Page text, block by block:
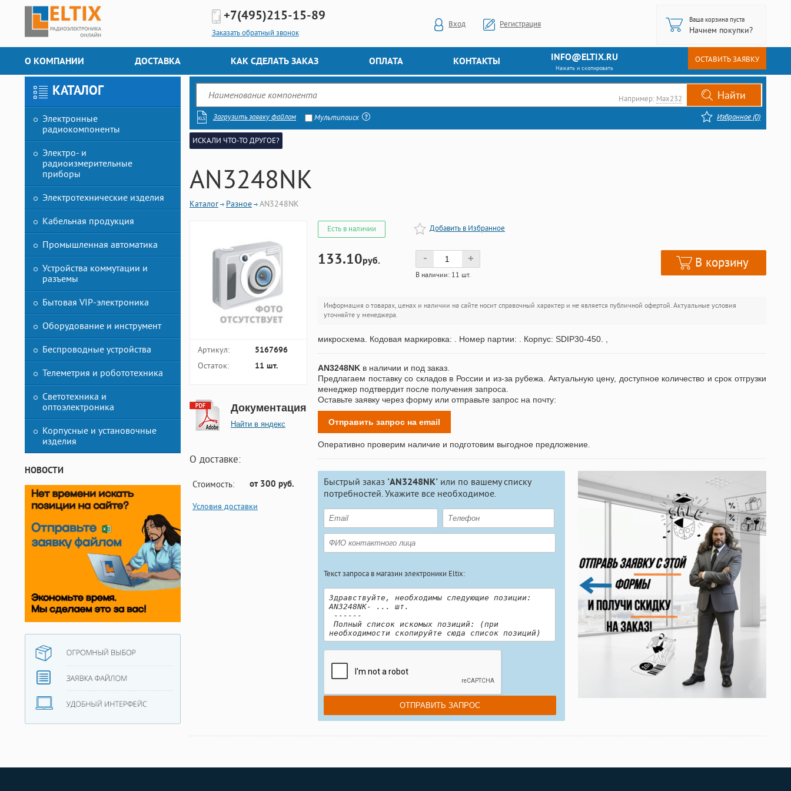
+7(495)215-15-89
Заказать обратный звонок
Вход Регистрация
Ваша корзина пуста
Начнем покупки?
О КОМПАНИИ ДОСТАВКА КАК СДЕЛАТЬ ЗАКАЗ ОПЛАТА КОНТАКТЫ INFO@ELTIX.RU
Нажать и скопировать
ОСТАВИТЬ ЗАЯВКУ
КАТАЛОГ
Электронные
радиокомпоненты
Электро- и
радиоизмерительные
приборы
Электротехнические изделия
Кабельная продукция
Промышленная автоматика
Устройства коммутации и
разъемы
Бытовая VIP-электроника
Оборудование и инструмент
Беспроводные устройства
Телеметрия и робототехника
Светотехника и
оптоэлектроника
Корпусные и установочные
изделия
НОВОСТИ
Например: Max232
Загрузить заявку файлом Мультипоиск Избранное (0)
ИСКАЛИ ЧТО-ТО ДРУГОЕ?
AN3248NK
Каталог Разное AN3248NK
Есть в наличии Добавить в Избранное
133.10руб. - +
В наличии: 11 шт.
В корзину
Информация о товарах, ценах и наличии на сайте носит справочный характер и не является публичной офертой. Актуальные условия
уточняйте у менеджера.
микросхема. Кодовая маркировка: . Номер партии: . Корпус: SDIP30-450. ,
AN3248NK в наличии и под заказ.
Предлагаем поставку со складов в России и из-за рубежа. Актуальную цену, доступное количество и срок отгрузки
менеджер подтвердит после получения запроса.
Оставьте заявку через форму или отправьте запрос на почту:
Отправить запрос на email
Оперативно проверим наличие и подготовим выгодное предложение.
Быстрый заказ 'AN3248NK' или по вашему списку
потребностей. Укажите все необходимое.
Текст запроса в магазин электроники Eltix:
Артикул: 5167696
Остаток: 11 шт.
Документация
Найти в яндекс
О доставке:
Стоимость: от 300 руб.
Условия доставки